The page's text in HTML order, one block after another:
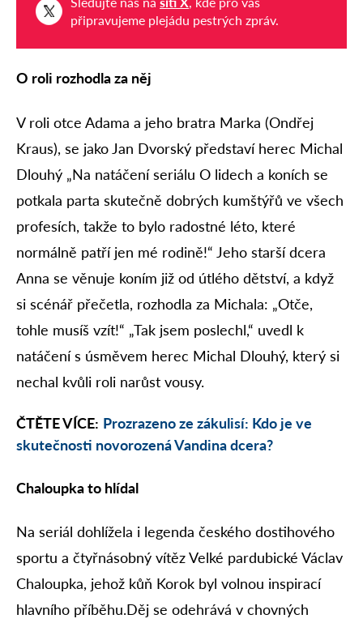
připravujeme plejádu pestrých zpráv.
O roli rozhodla za něj
V roli otce Adama a jeho bratra Marka (Ondřej
Kraus), se jako Jan Dvorský představí herec Michal
Dlouhý „Na natáčení seriálu O lidech a koních se
potkala parta skutečně dobrých kumštýřů ve všech
profesích, takže to bylo radostné léto, které
normálně patří jen mé rodině!“ Jeho starší dcera
Anna se věnuje koním již od útlého dětství, a když
si scénář přečetla, rozhodla za Michala: „Otče,
tohle musíš vzít!“ „Tak jsem poslechl,“ uvedl k
natáčení s úsměvem herec Michal Dlouhý, který si
nechal kvůli roli narůst vousy.
ČTĚTE VÍCE: Prozrazeno ze zákulisí: Kdo je ve
skutečnosti novorozená Vandina dcera?
Chaloupka to hlídal
Na seriál dohlížela i legenda českého dostihového
sportu a čtyřnásobný vítěz Velké pardubické Václav
Chaloupka, jehož kůň Korok byl volnou inspirací
hlavního příběhu.Děj se odehrává v chovných